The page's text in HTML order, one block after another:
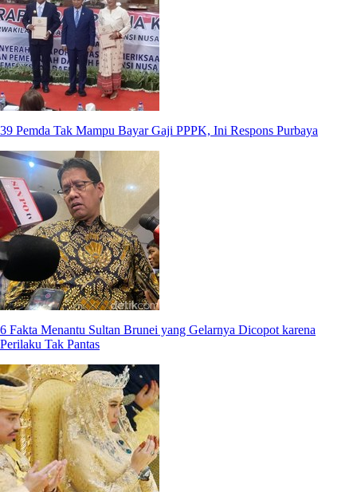
39 Pemda Tak Mampu Bayar Gaji PPPK, Ini Respons Purbaya
6 Fakta Menantu Sultan Brunei yang Gelarnya Dicopot karena
Perilaku Tak Pantas